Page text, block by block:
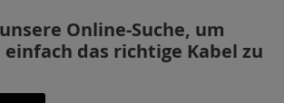
Online-Suche, um
das richtige Kabel zu